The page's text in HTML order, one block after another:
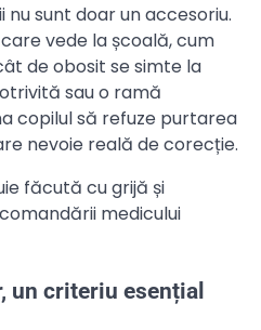
nu sunt doar un accesoriu.
vede la școală, cum
de obosit se simte la
sau o ramă
copilul să refuze purtarea
nevoie reală de corecție.
făcută cu grijă și
medicului
un criteriu esențial